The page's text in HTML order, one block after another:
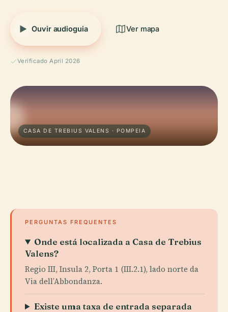
Ouvir audioguia Ver mapa
Verificado April 2026
CASA DE TREBIUS VALENS · POMPEIA
PERGUNTAS FREQUENTES
Onde está localizada a Casa de Trebius
Valens?
Regio III, Insula 2, Porta 1 (III.2.1), lado norte da
Via dell’Abbondanza.
Existe uma taxa de entrada separada